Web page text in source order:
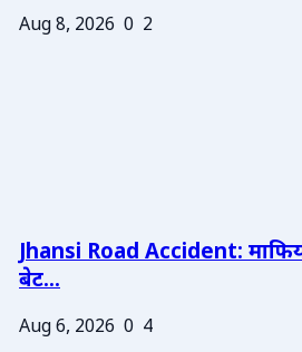
Aug 8, 2026 0 2
Jhansi Road Accident:
बेट...
Aug 6, 2026 0 4